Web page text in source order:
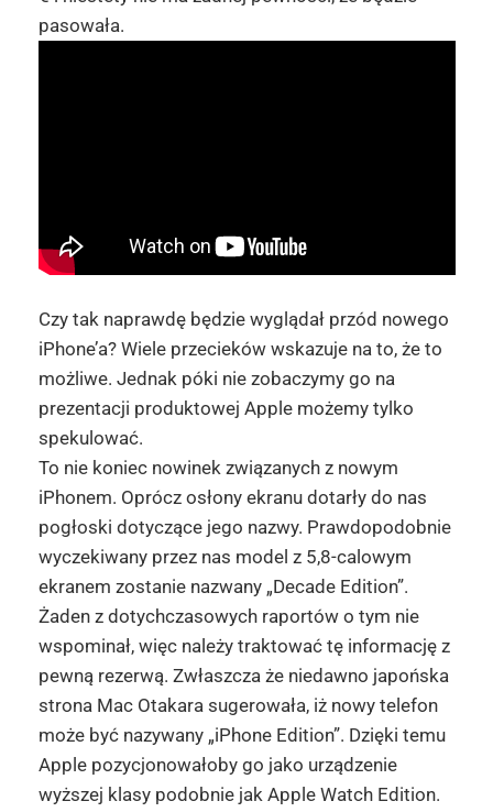
pasowała.
Czy tak naprawdę będzie wyglądał przód nowego
iPhone’a? Wiele przecieków wskazuje na to, że to
możliwe. Jednak póki nie zobaczymy go na
prezentacji produktowej Apple możemy tylko
spekulować.
To nie koniec nowinek związanych z nowym
iPhonem. Oprócz osłony ekranu dotarły do nas
pogłoski dotyczące jego nazwy. Prawdopodobnie
wyczekiwany przez nas model z 5,8-calowym
ekranem zostanie nazwany „DecadeEdition”.
Żaden z dotychczasowych raportów o tym nie
wspominał, więc należy traktować tę informację z
pewną rezerwą. Zwłaszcza że niedawno japońska
strona Mac Otakarasugerowała, iż nowy telefon
może być nazywany „iPhoneEdition”. Dzięki temu
Apple pozycjonowałoby go jako urządzenie
wyższej klasy podobnie jak Apple WatchEdition.